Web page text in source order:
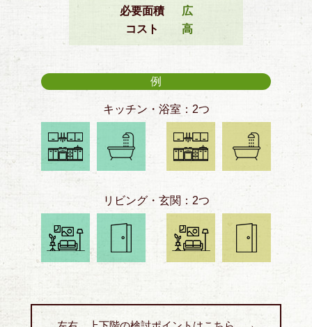
必要面積
広
コスト
高
例
キッチン・浴室：2つ
リビング・玄関：2つ